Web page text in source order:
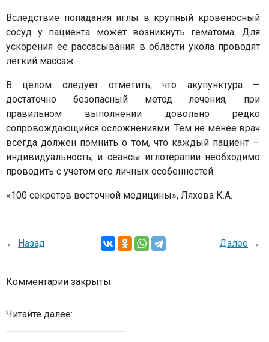
Вследствие попадания иглы в крупный кровеносный
сосуд у пациента может возникнуть гематома. Для
ускорения ее рассасывания в области укола проводят
легкий массаж.
В целом следует отметить, что акупунктура —
достаточно безопасный метод лечения, при
правильном выполнении довольно редко
сопровождающийся осложнениями. Тем не менее врач
всегда должен помнить о том, что каждый пациент —
индивидуальность, и сеансы иглотерапии необходимо
проводить с учетом его личных особенностей.
«100 секретов восточной медицины», Ляхова К.А.
← Назад Далее →
Комментарии закрыты.
Читайте далее: